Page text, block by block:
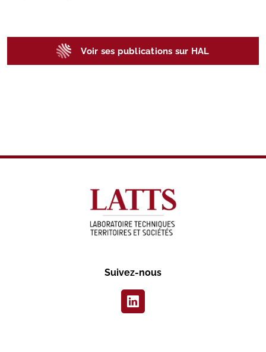
Voir ses publications sur HAL
Suivez-nous